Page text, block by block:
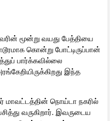
மூன்று வயது பேத்தியை
கொன்று போட்டிருப்பான்
பார்க்கவில்லை
இந்த
மாவட்டத்தின் நொய்டா நகரில்
வருகிறார். இவருடைய